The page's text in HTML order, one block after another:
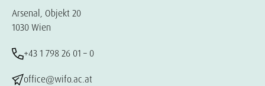
Arsenal, Objekt 20
1030 Wien
+43 1 798 26 01 – 0
office@wifo.ac.at